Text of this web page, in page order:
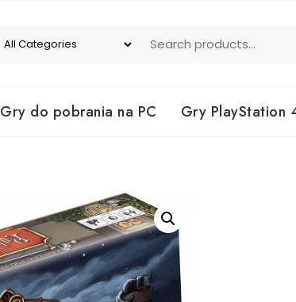
Gry do pobrania na PC Gry PlayStation